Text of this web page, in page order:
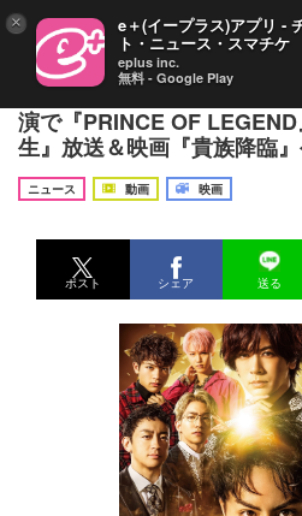
白濱亜嵐主演、荒牧慶彦、
演で『PRINCE OF
生』放送＆映画『貴族降臨
ニュース 動画
映画
ポスト シェア 送る
× e＋(イープラス)アプリ -
ト・ニュース・スマチケ
eplus inc.
無料 - Google Play